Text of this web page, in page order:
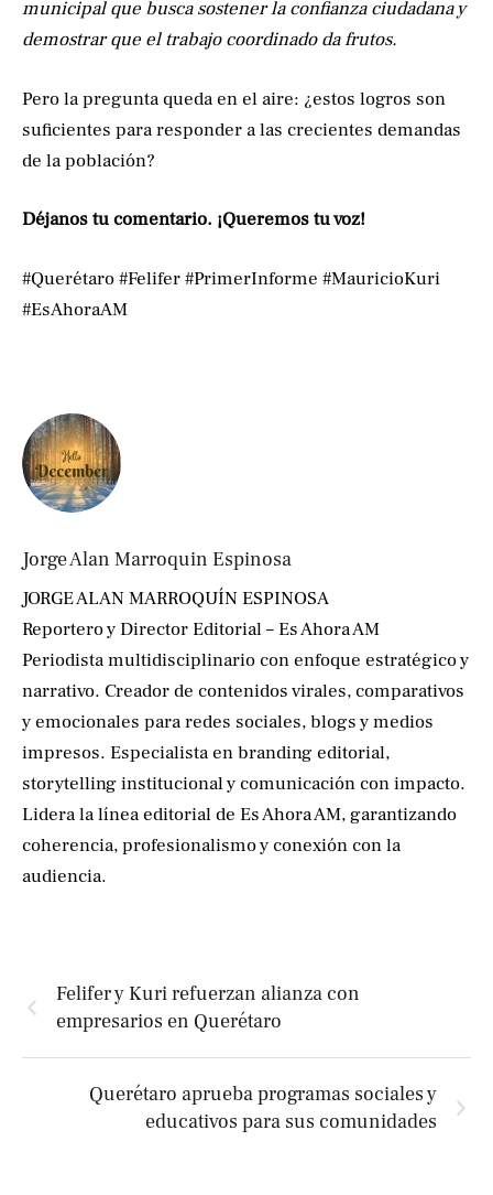
municipal que busca sostener la confianza ciudadana y
demostrar que el trabajo coordinado da frutos.
Pero la pregunta queda en el aire: ¿estos logros son
suficientes para responder a las crecientes demandas
de la población?
Déjanos tu comentario. ¡Queremos tu voz!
#Querétaro #Felifer #PrimerInforme #MauricioKuri
#EsAhoraAM
Jorge Alan Marroquin Espinosa
JORGE ALAN MARROQUÍN ESPINOSA
Reportero y Director Editorial – Es Ahora AM
Periodista multidisciplinario con enfoque estratégico y
narrativo. Creador de contenidos virales, comparativos
y emocionales para redes sociales, blogs y medios
impresos. Especialista en branding editorial,
storytelling institucional y comunicación con impacto.
Lidera la línea editorial de Es Ahora AM, garantizando
coherencia, profesionalismo y conexión con la
audiencia.
Felifer y Kuri refuerzan alianza con
empresarios en Querétaro
Querétaro aprueba programas sociales y
educativos para sus comunidades